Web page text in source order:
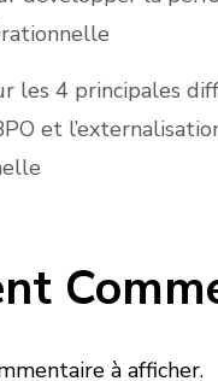
les 4 principales
et
à afficher.